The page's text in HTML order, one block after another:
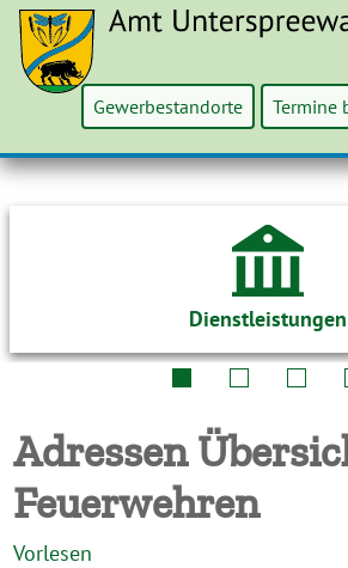
Gewerbestandorte Termine
Dienstleistungen
Adressen
Feuerwehren
Vorlesen